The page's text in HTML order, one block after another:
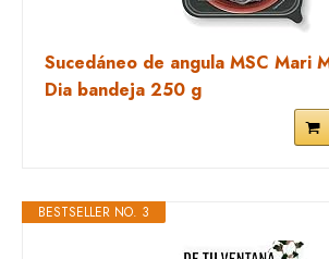
Sucedáneo de angula MSC Mari
Dia bandeja 250 g
BESTSELLER NO. 3